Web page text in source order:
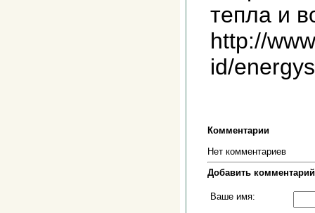
тепла и
http://
id/
Комментарии
Нет комментариев
Добавить комментарий
Ваше имя: